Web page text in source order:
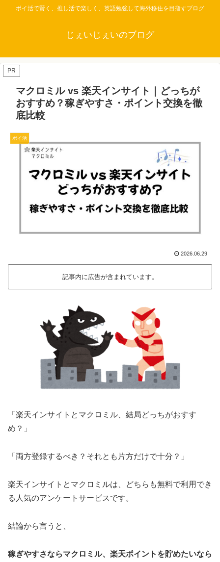
ポイ活で賢く、推し活で楽しく、英語勉強して海外移住を目指すブログ
じぇいじぇいのブログ
PR
マクロミル vs 楽天インサイト｜どっちが
おすすめ？稼ぎやすさ・ポイント交換を徹
底比較
ポイ活
2026.06.29
記事内に広告が含まれています。
「楽天インサイトとマクロミル、結局どっちがおすす
め？」
「両方登録するべき？それとも片方だけで十分？」
楽天インサイトとマクロミルは、どちらも無料で利用でき
る人気のアンケートサービスです。
結論から言うと、
稼ぎやすさならマクロミル、楽天ポイントを貯めたいなら